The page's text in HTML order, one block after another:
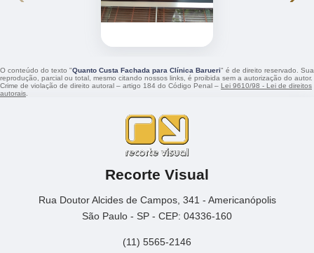
reprodução, parcial ou total, mesmo citando nossos links, é proibida sem a autorização do autor.
Crime de violação de direito autoral – artigo 184 do Código Penal – Lei 9610/98 - Lei de direitos
autorais.
São Paulo - SP - CEP: 04336-160
(11) 5565-2950